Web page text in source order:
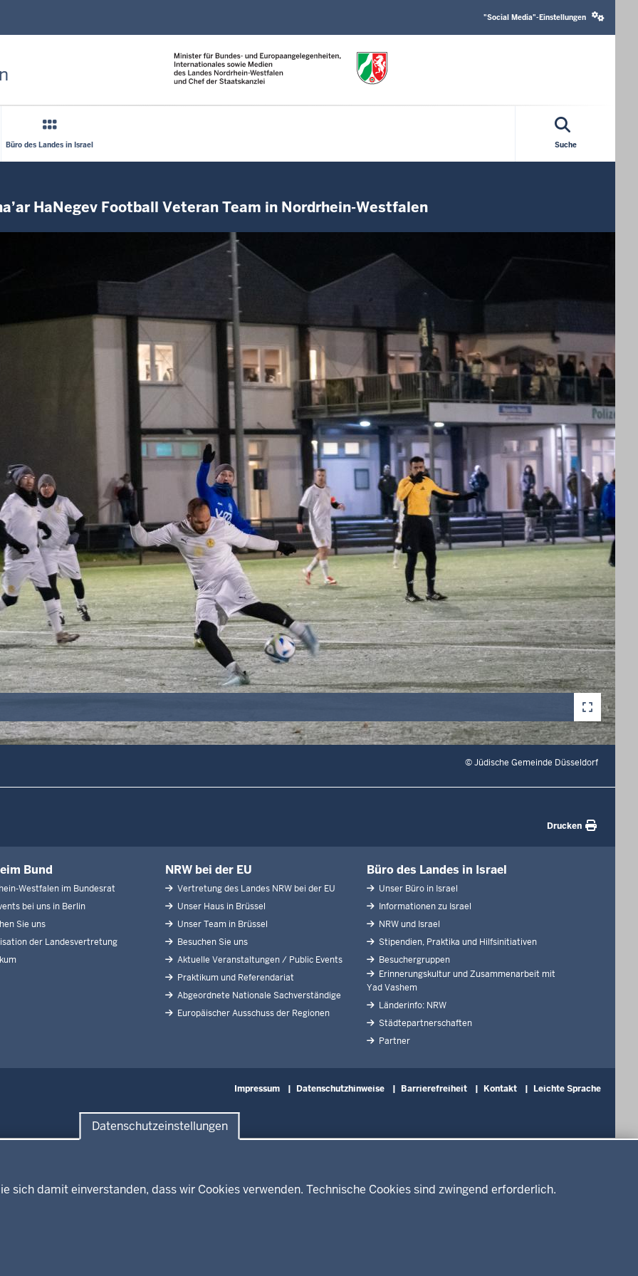
Datenschutzeinstellungen
damit einverstanden, dass wir Cookies verwenden. Technische Cookies sind zwingend erforderlich.
media
"Social Media"-Einstellungen
Büro des Landes in Israel Suche
HaNegev Football Veteran Team in Nordrhein-Westfalen
©Jüdische Gemeinde Düsseldorf
Drucken
Bund
Westfalen im Bundesrat
bei uns in Berlin
Sie uns
der Landesvertretung
NRW bei der EU
Vertretung des Landes NRW bei der EU
Unser Haus in Brüssel
Unser Team in Brüssel
Besuchen Sie uns
Aktuelle Veranstaltungen / Public Events
Praktikum und Referendariat
Abgeordnete Nationale Sachverständige
Europäischer Ausschuss der Regionen
Büro des Landes in Israel
Unser Büro in Israel
Informationen zu Israel
NRW und Israel
Stipendien, Praktika und Hilfsinitiativen
Besuchergruppen
Erinnerungskultur und Zusammenarbeit mit
Yad Vashem
Länderinfo: NRW
Städtepartnerschaften
Partner
Impressum Datenschutzhinweise Barrierefreiheit Kontakt Leichte Sprache